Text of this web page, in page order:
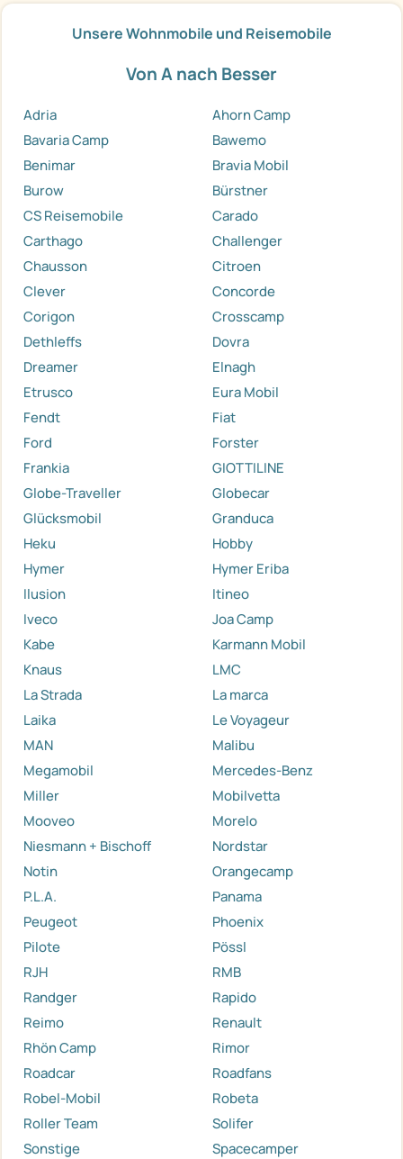
Unsere Wohnmobile und Reisemobile
Von A nach Besser
Adria
Ahorn Camp
Bavaria Camp
Bawemo
Benimar
Bravia Mobil
Burow
Bürstner
CS Reisemobile
Carado
Carthago
Challenger
Chausson
Citroen
Clever
Concorde
Corigon
Crosscamp
Dethleffs
Dovra
Dreamer
Elnagh
Etrusco
Eura Mobil
Fendt
Fiat
Ford
Forster
Frankia
GIOTTILINE
Globe-Traveller
Globecar
Glücksmobil
Granduca
Heku
Hobby
Hymer
Hymer Eriba
Ilusion
Itineo
Iveco
Joa Camp
Kabe
Karmann Mobil
Knaus
LMC
La Strada
La marca
Laika
Le Voyageur
MAN
Malibu
Megamobil
Mercedes-Benz
Miller
Mobilvetta
Mooveo
Morelo
Niesmann + Bischoff
Nordstar
Notin
Orangecamp
P.L.A.
Panama
Peugeot
Phoenix
Pilote
Pössl
RJH
RMB
Randger
Rapido
Reimo
Renault
Rhön Camp
Rimor
Roadcar
Roadfans
Robel-Mobil
Robeta
Roller Team
Solifer
Sonstige
Spacecamper